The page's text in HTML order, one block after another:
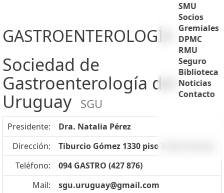
SMU
Socios
Gremiales
DPMC
RMU
Seguro
Biblioteca
Noticias
Contacto
GASTROENTEROLOGÍA
Sociedad de
Gastroenterología del
Uruguay SGU
Presidente:
Dra. Natalia Pérez
Dirección:
Tiburcio Gómez 1330 piso 3 Montevideo
Teléfono:
094 GASTRO (427 876)
Mail:
sgu.uruguay@gmail.com